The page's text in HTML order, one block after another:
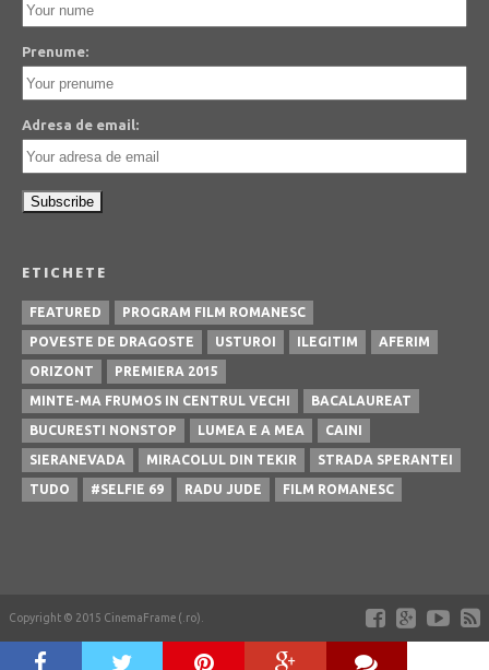
Prenume:
Adresa de email:
ETICHETE
FEATURED PROGRAM FILM ROMANESC
POVESTE DE DRAGOSTE USTUROI ILEGITIM AFERIM
ORIZONT PREMIERA 2015
MINTE-MA FRUMOS IN CENTRUL VECHI BACALAUREAT
BUCURESTI NONSTOP LUMEA E A MEA CAINI
SIERANEVADA MIRACOLUL DIN TEKIR STRADA SPERANTEI
TUDO #SELFIE 69 RADU JUDE FILM ROMANESC
Copyright © 2015 CinemaFrame (.ro).